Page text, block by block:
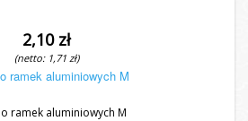
2,10 zł
(netto: 1,71 zł)
ramek aluminiowych M
ramek aluminiowych M